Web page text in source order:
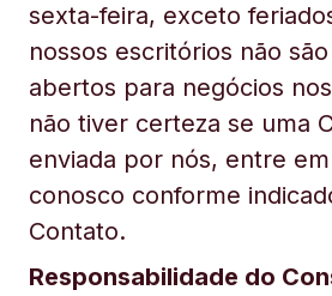
sexta-feira, exceto
nossos escritórios não
abertos para negócios
não tiver certeza se uma
enviada por nós, entre
conosco conforme
Contato.
Responsabilidade do